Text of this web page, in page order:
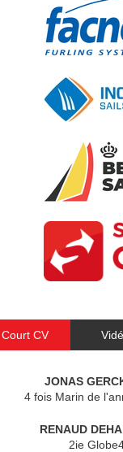
Court CV
JONAS
4 fois Marin de
RENAUD
2ie